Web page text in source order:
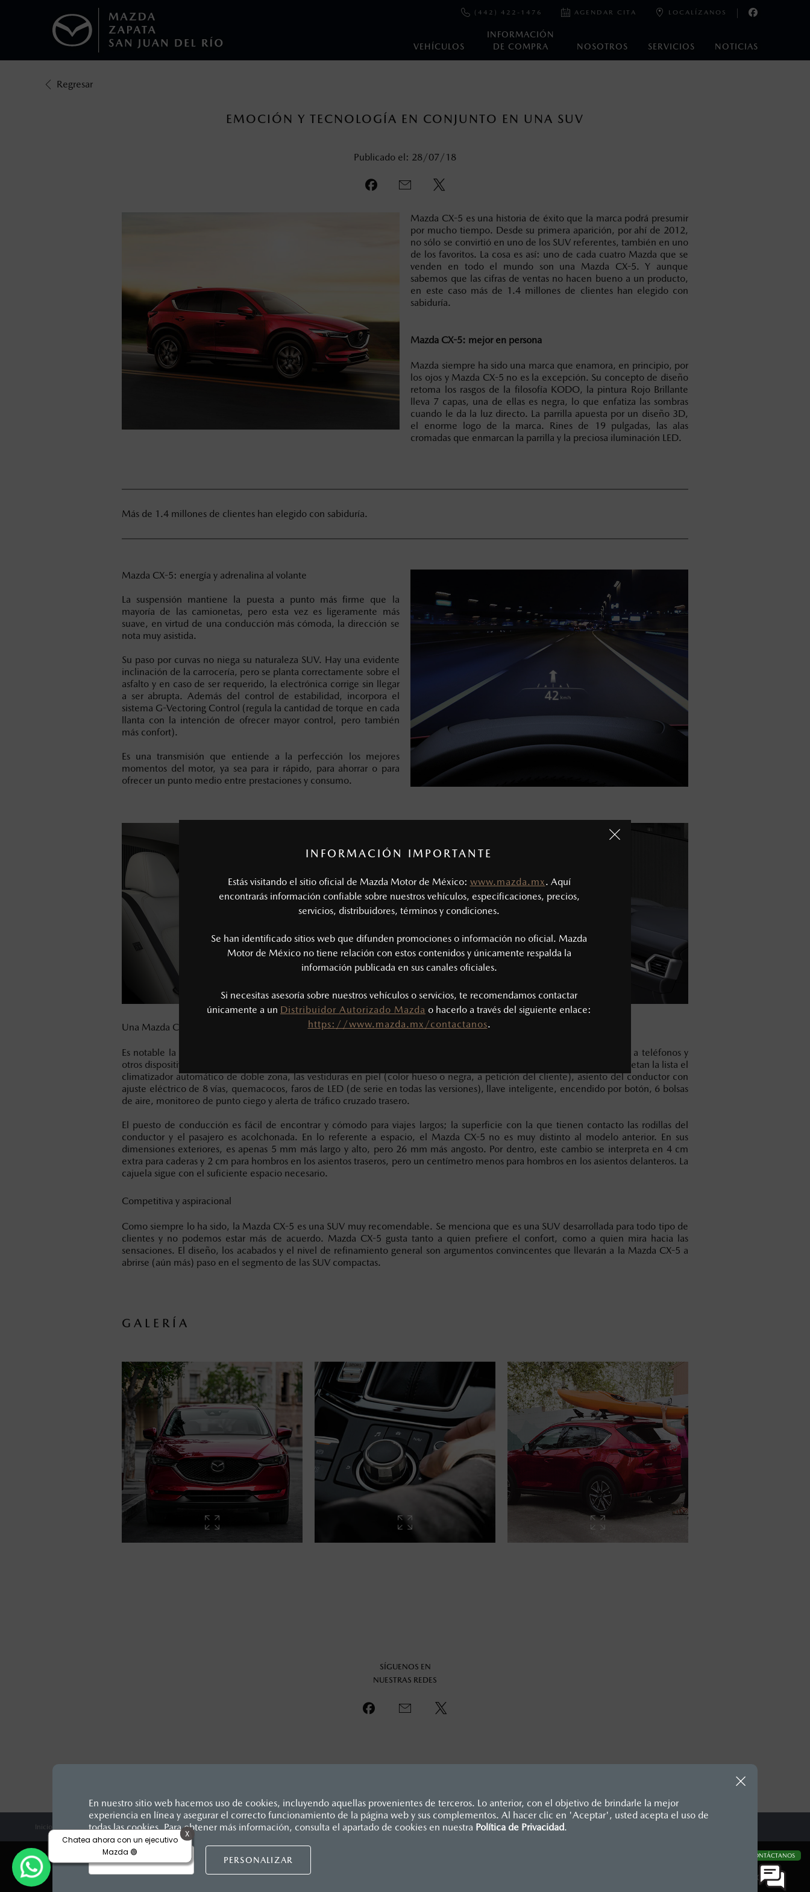
INFORMACIÓN IMPORTANTE
Estás visitando el sitio oficial de Mazda Motor de México: www.mazda.mx. Aquí
encontrarás información confiable sobre nuestros vehículos, especificaciones, precios,
servicios, distribuidores, términos y condiciones.
Se han identificado sitios web que difunden promociones o información no oficial. Mazda
Motor de México no tiene relación con estos contenidos y únicamente respalda la
información publicada en sus canales oficiales.
Si necesitas asesoría sobre nuestros vehículos o servicios, te recomendamos contactar
únicamente a un Distribuidor Autorizado Mazda o hacerlo a través del siguiente enlace:
https://www.mazda.mx/contactanos.
En nuestro sitio web hacemos uso de cookies, incluyendo aquellas provenientes de terceros. Lo anterior, con el objetivo de brindarle la mejor
experiencia en línea y asegurar el correcto funcionamiento de la página web y sus complementos. Al hacer clic en 'Aceptar', usted acepta el uso de
todas las cookies. Para obtener más información, consulta el apartado de cookies en nuestra Política de Privacidad.
PERSONALIZAR
VEHÍCULOS
INFORMACIÓN
DE COMPRA
NOSOTROS SERVICIOS NOTICIAS
(442) 422-1476 AGENDAR CITA LOCALÍZANOS
Regresar
EMOCIÓN Y TECNOLOGÍA EN CONJUNTO EN UNA SUV
Publicado el: 28/07/18
Mazda CX-5 es una historia de éxito que la marca podrá presumir
por mucho tiempo. Desde su primera aparición, por ahí de 2012,
no sólo se convirtió en uno de los SUV referentes, también en uno
de los favoritos. La cosa es así: uno de cada cuatro Mazda que se
venden en todo el mundo son una Mazda CX-5. Y aunque
sabemos que las cifras de ventas no hacen bueno a un producto,
en este caso más de 1.4 millones de clientes han elegido con
sabiduría.
Mazda CX-5: mejor en persona
Mazda siempre ha sido una marca que enamora, en principio, por
los ojos y Mazda CX-5 no es la excepción. Su concepto de diseño
retoma los rasgos de la filosofía KODO, la pintura Rojo Brillante
lleva 7 capas, una de ellas es negra, lo que enfatiza las sombras
cuando le da la luz directo. La parrilla apuesta por un diseño 3D,
el enorme logo de la marca. Rines de 19 pulgadas, las alas
cromadas que enmarcan la parrilla y la preciosa iluminación LED.
Más de 1.4 millones de clientes han elegido con sabiduría.
Mazda CX-5: energía y adrenalina al volante
La suspensión mantiene la puesta a punto más firme que la
mayoría de las camionetas, pero esta vez es ligeramente más
suave, en virtud de una conducción más cómoda, la dirección se
nota muy asistida.
Su paso por curvas no niega su naturaleza SUV. Hay una evidente
inclinación de la carrocería, pero se planta correctamente sobre el
asfalto y en caso de ser requerido, la electrónica corrige sin llegar
a ser abrupta. Además del control de estabilidad, incorpora el
sistema G-Vectoring Control (regula la cantidad de torque en cada
llanta con la intención de ofrecer mayor control, pero también
más confort).
Es una transmisión que entiende a la perfección los mejores
momentos del motor, ya sea para ir rápido, para ahorrar o para
ofrecer un punto medio entre prestaciones y consumo.
Una Mazda CX-5 se distingue por su equipamiento
Es notable la calidad del sonido Bose (versión S Grand Touring) el sistema de infotenimiento (conexiones inalámbricas a teléfonos y
otros dispositivos, monitoreo de las funciones y rendimiento del vehículo) es de fácil operación y rápida respuesta. Completan la lista el
climatizador automático de doble zona, las vestiduras en piel (color hueso o negra, a petición del cliente), asiento del conductor con
ajuste eléctrico de 8 vías, quemacocos, faros de LED (de serie en todas las versiones), llave inteligente, encendido por botón, 6 bolsas
de aire, monitoreo de punto ciego y alerta de tráfico cruzado trasero.
El puesto de conducción es fácil de encontrar y cómodo para viajes largos; la superficie con la que tienen contacto las rodillas del
conductor y el pasajero es acolchonada. En lo referente a espacio, el Mazda CX-5 no es muy distinto al modelo anterior. En sus
dimensiones exteriores, es apenas 5 mm más largo y alto, pero 26 mm más angosto. Por dentro, este cambio se interpreta en 4 cm
extra para caderas y 2 cm para hombros en los asientos traseros, pero un centímetro menos para hombros en los asientos delanteros. La
cajuela sigue con el suficiente espacio necesario.
Competitiva y aspiracional
Como siempre lo ha sido, la Mazda CX-5 es una SUV muy recomendable. Se menciona que es una SUV desarrollada para todo tipo de
clientes y no podemos estar más de acuerdo. Mazda CX-5 gusta tanto a quien prefiere el confort, como a quien mira hacia las
sensaciones. El diseño, los acabados y el nivel de refinamiento general son argumentos convincentes que llevarán a la Mazda CX-5 a
abrirse (aún más) paso en el segmento de las SUV compactas.
GALERÍA
SÍGUENOS EN
NUESTRAS REDES
CONTÁCTANOS
Inicio Distribuidores Mazda Zapata San Juan del Río Noticias Noticias EMOCIÓN Y TECNOLOGÍA EN CONJUNTO EN UNA SUV
CONTÁCTANOS
LEGALES
1
Los precios y especificaciones indicados en esta página son al menudeo, sugeridos por el fabricante, en moneda de los Estados
Unidos Mexicanos, incluyen: I.V.A., e I.S.A.N., y pueden cambiar sin previo aviso, no incluyen: tenencias, placas, accesorios,
seguro y gastos administrativos. Mazda de México, se reserva el derecho de modificar las especificaciones y los precios de sus
productos, sin aviso previo al consumidor.
I.S.A.N., y pueden cambiar sin previo aviso, no incluyen: tenencias, placas, accesorios, seguro y gastos administrativos. Mazda de México, se reserva el derecho de
modificar las especificaciones y los precios de sus productos, sin aviso previo al consumidor.
Chatea ahora con un ejecutivo
Mazda 🟢
X